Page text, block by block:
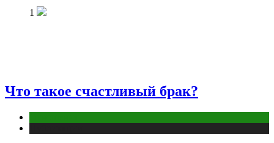
1
Что такое счастливый брак?